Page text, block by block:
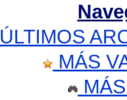
ÚLTIMOS
MÁS